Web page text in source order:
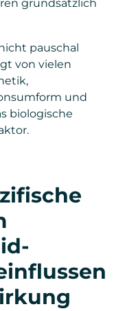
grundsätzlich
pauschal
von vielen
und
biologische